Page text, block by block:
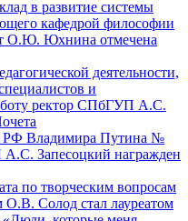
в развитие системы
кафедрой философии
О.Ю. Юхнина отмечена
РФ Владимира Путина №
Запесоцкий награжден